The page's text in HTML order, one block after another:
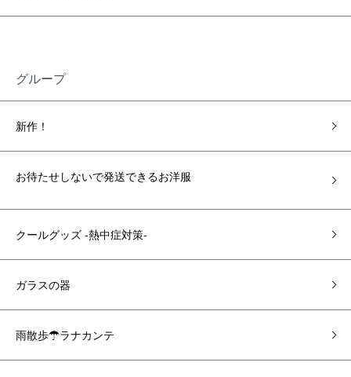
グループ
新作！
お待たせしないで発送できるお洋服
クールグッズ -熱中症対策-
ガラスの器
雨散歩☂ラナカンテ